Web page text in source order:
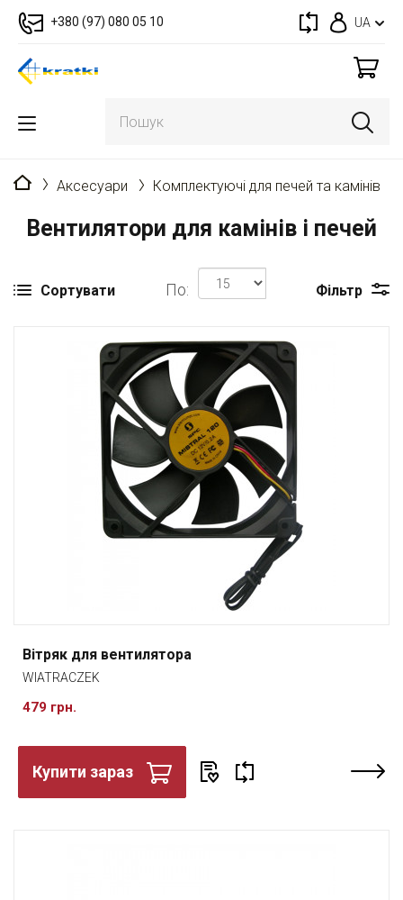
+380 (97) 080 05 10 UA
Головна
Аксесуари Комплектуючі для печей та камінів
Вентилятори для камінів і печей
Сортувати По: Фільтр
Вітряк для вентилятора
WIATRACZEK
479 грн.
Купити зараз